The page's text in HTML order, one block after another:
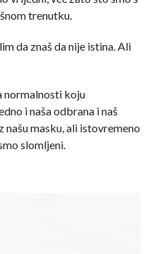
trenutku.
da znaš da nije istina. Ali
normalnosti koju
i naša odbrana i naš
masku, ali istovremeno
slomljeni.